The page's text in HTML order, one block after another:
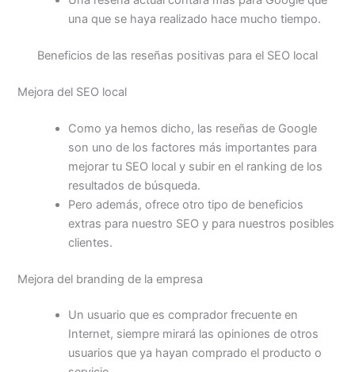
una que se haya realizado hace mucho tiempo.
Beneficios de las reseñas positivas para el SEO local
Mejora del SEO local
Como ya hemos dicho, las reseñas de Google
son uno de los factores más importantes para
mejorar tu SEO local y subir en el ranking de los
resultados de búsqueda.
Pero además, ofrece otro tipo de beneficios
extras para nuestro SEO y para nuestros posibles
clientes.
Mejora del branding de la empresa
Un usuario que es comprador frecuente en
Internet, siempre mirará las opiniones de otros
usuarios que ya hayan comprado el producto o